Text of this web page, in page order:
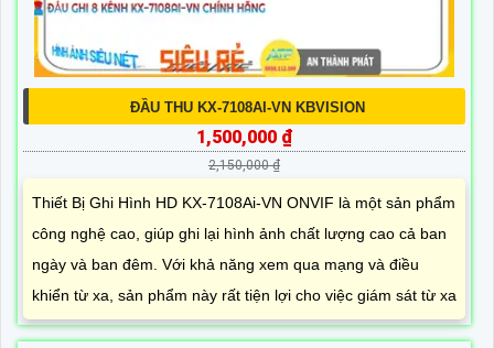
ĐẦU THU KX-7108AI-VN KBVISION
1,500,000 ₫
2,150,000 ₫
Thiết Bị Ghi Hình HD KX-7108Ai-VN ONVIF là một sản phẩm
công nghệ cao, giúp ghi lại hình ảnh chất lượng cao cả ban
ngày và ban đêm. Với khả năng xem qua mạng và điều
khiển từ xa, sản phẩm này rất tiện lợi cho việc giám sát từ xa